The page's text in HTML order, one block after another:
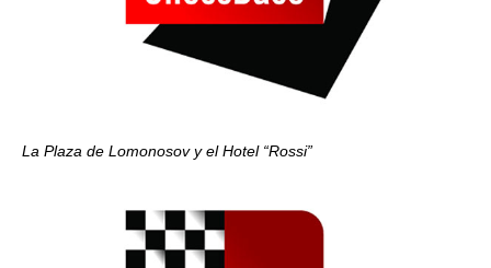
La Plaza de Lomonosov y el Hotel “Rossi”